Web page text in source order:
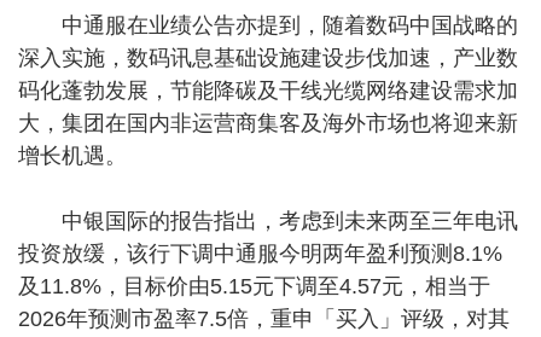
中通服在业绩公告亦提到，随着数码中国战略的
深入实施，数码讯息基础设施建设步伐加速，产业数
码化蓬勃发展，节能降碳及干线光缆网络建设需求加
大，集团在国内非运营商集客及海外市场也将迎来新
增长机遇。
中银国际的报告指出，考虑到未来两至三年电讯
投资放缓，该行下调中通服今明两年盈利预测8.1%
及11.8%，目标价由5.15元下调至4.57元，相当于
2026年预测市盈率7.5倍，重申「买入」评级，对其